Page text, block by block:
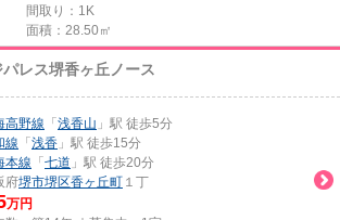
間取り：1K
面積：28.50㎡
パレス堺香ヶ丘ノース
高野線 「 浅香山 」駅 徒歩5分
線 「 浅香 」駅 徒歩15分
本線 「 七道 」駅 徒歩20分
府堺市堺区香ヶ丘町 １丁
万円